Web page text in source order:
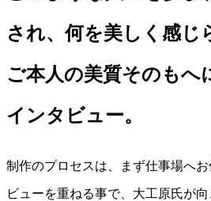
され、何を美しく感じ
ご本人の美質そのもへ
インタビュー。
制作のプロセスは、まず仕事場へ
ビューを重ねる事で、大工原氏が